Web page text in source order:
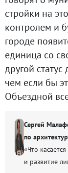
стройки на
контролем и
городе
единица со
другой
чем если бы
Объездной
Сергей
по
«Что
и развитие